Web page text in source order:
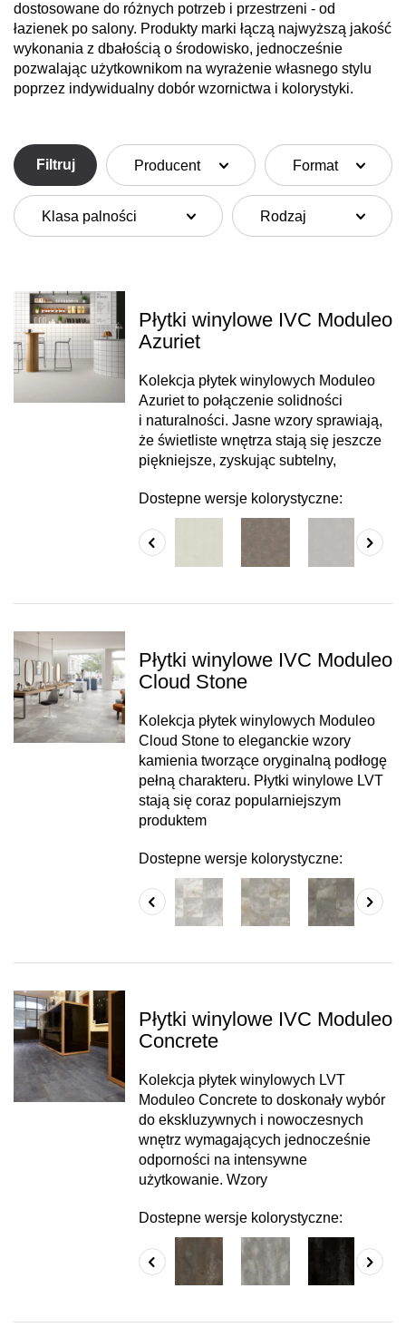
dostosowane do różnych potrzeb i przestrzeni - od
łazienek po salony. Produkty marki łączą najwyższą jakość
wykonania z dbałością o środowisko, jednocześnie
pozwalając użytkownikom na wyrażenie własnego stylu
poprzez indywidualny dobór wzornictwa i kolorystyki.
Filtruj Producent Format
Klasa palności Rodzaj
Płytki winylowe IVC Moduleo
Azuriet
Kolekcja płytek winylowych Moduleo
Azuriet to połączenie solidności
i naturalności. Jasne wzory sprawiają,
że świetliste wnętrza stają się jeszcze
piękniejsze, zyskując subtelny,
Dostepne wersje kolorystyczne:
Płytki winylowe IVC Moduleo
Cloud Stone
Kolekcja płytek winylowych Moduleo
Cloud Stone to eleganckie wzory
kamienia tworzące oryginalną podłogę
pełną charakteru. Płytki winylowe LVT
stają się coraz popularniejszym
produktem
Dostepne wersje kolorystyczne:
Płytki winylowe IVC Moduleo
Concrete
Kolekcja płytek winylowych LVT
Moduleo Concrete to doskonały wybór
do ekskluzywnych i nowoczesnych
wnętrz wymagających jednocześnie
odporności na intensywne
użytkowanie. Wzory
Dostepne wersje kolorystyczne: